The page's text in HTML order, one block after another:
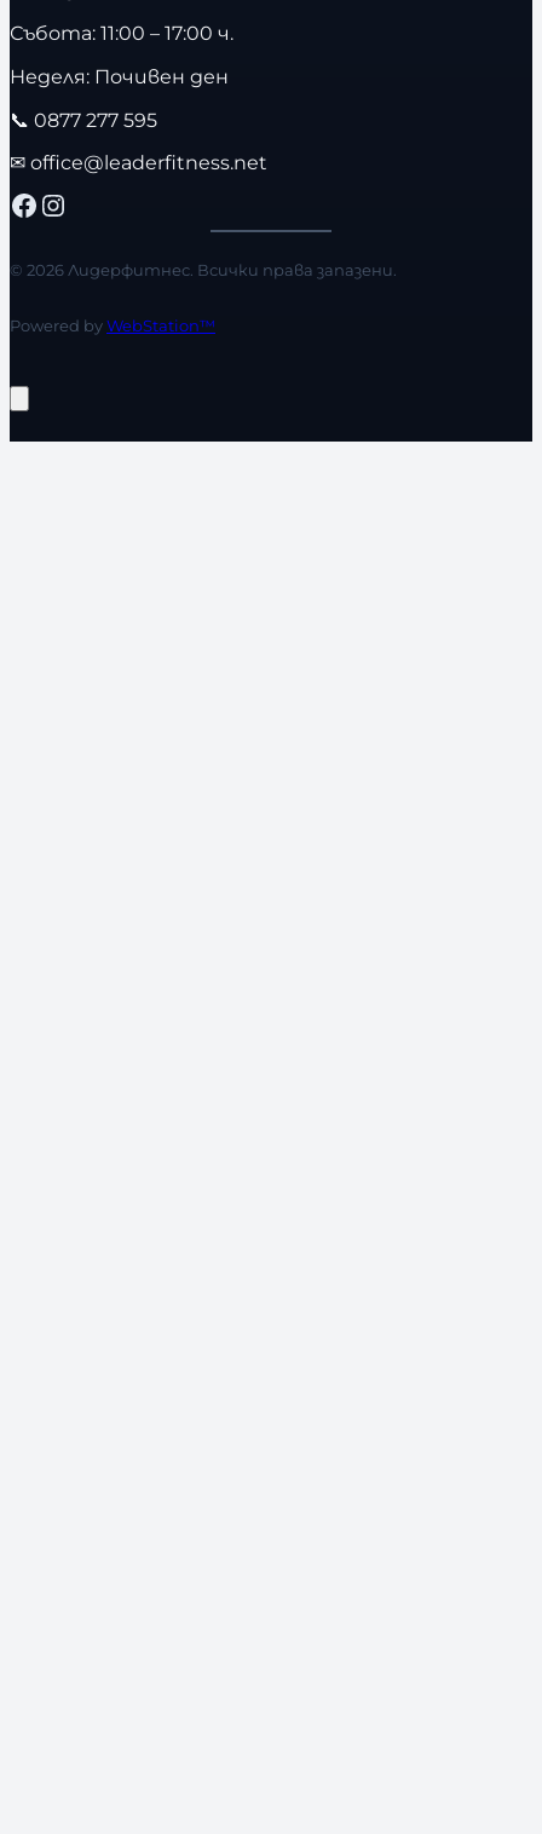
Събота: 11:00 – 17:00 ч.
Неделя: Почивен ден
📞 0877 277 595
✉ office@leaderfitness.net
Facebook Instagram
© 2026 Лидерфитнес. Всички права запазени.
Powered byWebStation™